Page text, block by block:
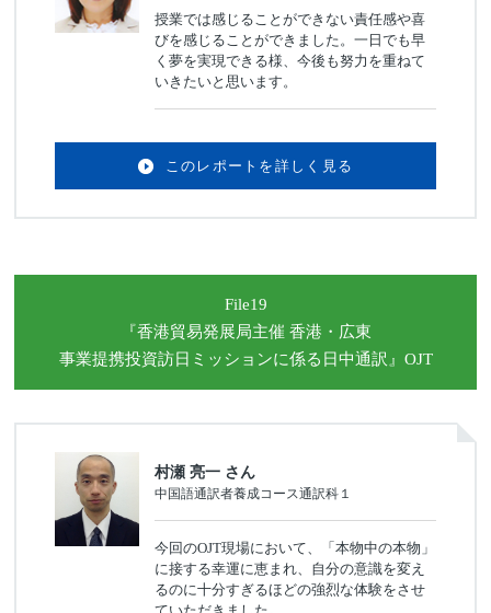
授業では感じることができない責任感や喜
びを感じることができました。一日でも早
く夢を実現できる様、今後も努力を重ねて
いきたいと思います。
このレポートを詳しく見る
File19
『香港貿易発展局主催 香港・広東
事業提携投資訪日ミッションに係る日中通訳』OJT
村瀬 亮一 さん
中国語通訳者養成コース通訳科１
今回のOJT現場において、「本物中の本物」
に接する幸運に恵まれ、自分の意識を変え
るのに十分すぎるほどの強烈な体験をさせ